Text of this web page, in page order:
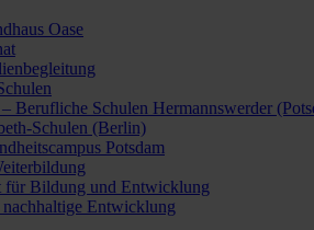
Oase
Berufliche Schulen Hermannswerder
Schulen (Berlin)
Potsdam
für Bildung und Entwicklung
Entwicklung